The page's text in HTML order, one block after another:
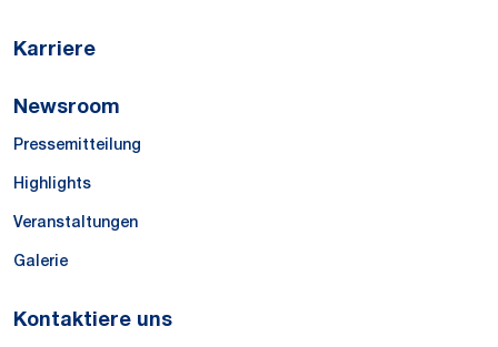
Karriere
Newsroom
Pressemitteilung
Highlights
Veranstaltungen
Galerie
Kontaktiere uns